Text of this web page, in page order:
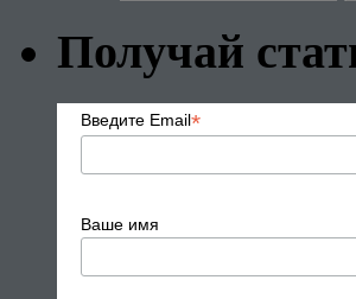
Получай
Введите Email*
Ваше имя